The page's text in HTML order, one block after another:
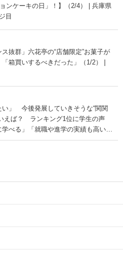
ンケーキの日」！】（2/4） | 兵庫県
目
抜群」六花亭の“店舗限定”お菓子が
箱買いするべきだった」（1/2） |
い」 今後発展していきそうな“関関
えば？ ランキング1位に学生の声
学べる」「就職や進学の実績も高い」